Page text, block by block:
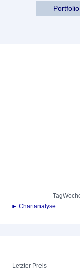
Portfolio
Tag
► Chartanalyse
Letzter Preis